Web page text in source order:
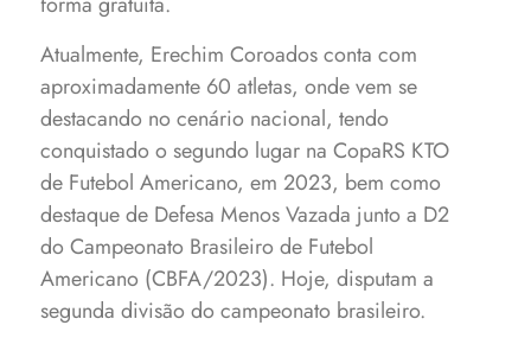
Atualmente, Erechim Coroados conta com
aproximadamente 60 atletas, onde vem se
destacando no cenário nacional, tendo
conquistado o segundo lugar na CopaRS KTO
de Futebol Americano, em 2023, bem como
destaque de Defesa Menos Vazada junto a D2
do Campeonato Brasileiro de Futebol
Americano (CBFA/2023). Hoje, disputam a
segunda divisão do campeonato brasileiro.